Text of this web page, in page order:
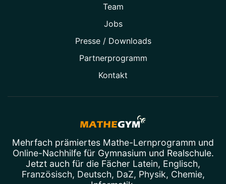
Team
Jobs
Presse / Downloads
Partner­programm
Kontakt
Mehrfach prämiertes Mathe-Lernprogramm und
Online-Nachhilfefür Gymnasium und Realschule.
Jetzt auch für die Fächer Latein, Englisch,
Französisch, Deutsch, DaZ, Physik, Chemie,